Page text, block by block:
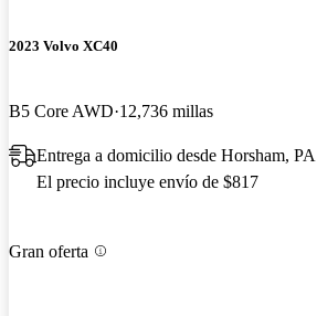
2023 Volvo XC40
B5 Core AWD 12,736 millas
Entrega a domicilio desde Horsham, PA
El precio incluye envío de $817
Gran oferta